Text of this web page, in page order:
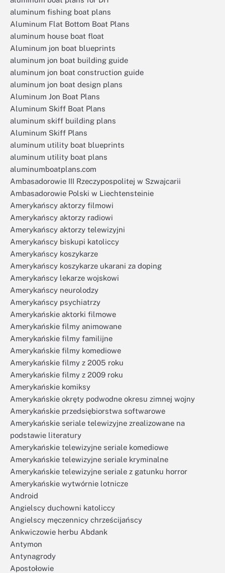
aluminum fishing boat plans
Aluminum Flat Bottom Boat Plans
aluminum house boat float
Aluminum jon boat blueprints
aluminum jon boat building guide
aluminum jon boat construction guide
aluminum jon boat design plans
Aluminum Jon Boat Plans
Aluminum Skiff Boat Plans
aluminum skiff building plans
Aluminum Skiff Plans
aluminum utility boat blueprints
aluminum utility boat plans
aluminumboatplans.com
Ambasadorowie III Rzeczypospolitej w Szwajcarii
Ambasadorowie Polski w Liechtensteinie
Amerykańscy aktorzy filmowi
Amerykańscy aktorzy radiowi
Amerykańscy aktorzy telewizyjni
Amerykańscy biskupi katoliccy
Amerykańscy koszykarze
Amerykańscy koszykarze ukarani za doping
Amerykańscy lekarze wojskowi
Amerykańscy neurolodzy
Amerykańscy psychiatrzy
Amerykańskie aktorki filmowe
Amerykańskie filmy animowane
Amerykańskie filmy familijne
Amerykańskie filmy komediowe
Amerykańskie filmy z 2005 roku
Amerykańskie filmy z 2009 roku
Amerykańskie komiksy
Amerykańskie okręty podwodne okresu zimnej wojny
Amerykańskie przedsiębiorstwa softwarowe
Amerykańskie seriale telewizyjne zrealizowane na
podstawie literatury
Amerykańskie telewizyjne seriale komediowe
Amerykańskie telewizyjne seriale kryminalne
Amerykańskie telewizyjne seriale z gatunku horror
Amerykańskie wytwórnie lotnicze
Android
Angielscy duchowni katoliccy
Angielscy męczennicy chrześcijańscy
Ankwiczowie herbu Abdank
Antymon
Antynagrody
Apostołowie